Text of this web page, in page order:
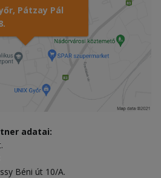
Pátzay Pál
adatai:
Béni út 10/A.